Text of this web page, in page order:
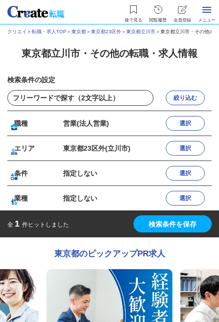
後で見る 閲覧履歴 会員登録 メニュー
クリエイト転職・求人TOP ＞東京都＞東京都23区外＞東京都立川市＞東京都立川市・その他の
東京都立川市・その他の転職・求人情報
検索条件の設定
絞り込む
職種 営業(法人営業) 選択
エリア 東京都23区外(立川市) 選択
条件 指定しない 選択
業種 指定しない 選択
全 1 件ヒットしました 検索条件を保存
東京都のピックアップPR求人